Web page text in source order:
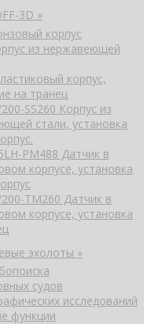
3D »
корпус
из нержавеющей
корпус,
на транец
SS260 Корпус из
стали, установка
PM488 Датчик в
корпусе, установка
TM260 Датчик в
корпусе, установка
эхолоты »
судов
исследований
функции